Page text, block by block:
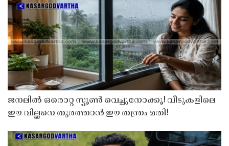
ജനലിൽ ഒരൊറ്റ സ്പൂൺ വെച്ചുനോക്കൂ! വീടുകളിലെ
ഈ വില്ലനെ തുരത്താൻ ഈ തന്ത്രം മതി!